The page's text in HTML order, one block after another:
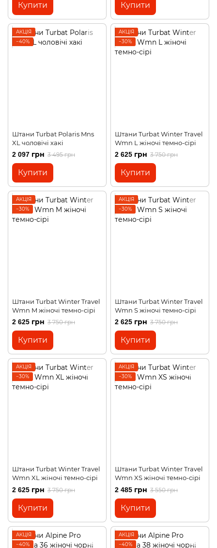
Купити Купити
АКЦІЯ
−40%
Штани Turbat Polaris Mns
XL чоловічі хакі
2 097 грн 3 495 грн
Купити
АКЦІЯ
−30%
Штани Turbat Winter Travel
Wmn L жіночі темно-сірі
2 625 грн 3 750 грн
Купити
АКЦІЯ
−30%
Штани Turbat Winter Travel
Wmn M жіночі темно-сірі
2 625 грн 3 750 грн
Купити
АКЦІЯ
−30%
Штани Turbat Winter Travel
Wmn S жіночі темно-сірі
2 625 грн 3 750 грн
Купити
АКЦІЯ
−30%
Штани Turbat Winter Travel
Wmn XL жіночі темно-сірі
2 625 грн 3 750 грн
Купити
АКЦІЯ
−30%
Штани Turbat Winter Travel
Wmn XS жіночі темно-сірі
2 485 грн 3 550 грн
Купити
АКЦІЯ
−40%
АКЦІЯ
−40%